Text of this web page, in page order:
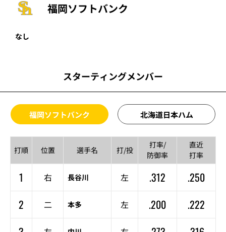
福岡ソフトバンク
なし
スターティングメンバー
福岡ソフトバンク 北海道日本ハム
打順 位置 選手名 打/投
打率/
防御率
直近
打率
1 右 長谷川 左 .312
.250
2
二 本多 左 .200
.222